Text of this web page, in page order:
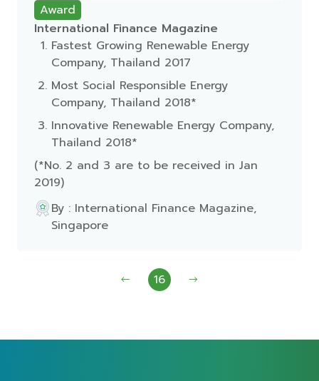
Award
International Finance Magazine
Fastest Growing Renewable Energy
Company, Thailand 2017
Most Social Responsible Energy
Company, Thailand 2018*
Innovative Renewable Energy Company,
Thailand 2018*
(*No. 2 and 3 are to be received in Jan
2019)
By : International Finance Magazine,
Singapore
16